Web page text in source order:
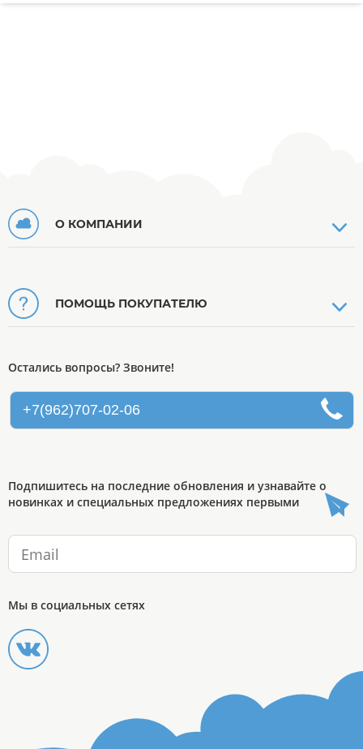
О КОМПАНИИ
ПОМОЩЬ ПОКУПАТЕЛЮ
Остались вопросы? Звоните!
+7(962)707-02-06
Подпишитесь на последние обновления и узнавайте о
новинках и специальных предложениях первыми
Мы в социальных сетях